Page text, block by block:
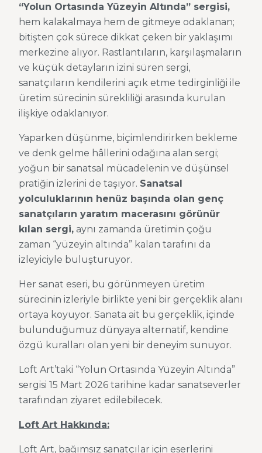
“Yolun Ortasında Yüzeyin Altında” sergisi,
hem kalakalmaya hem de gitmeye odaklanan;
bitişten çok sürece dikkat çeken bir yaklaşımı
merkezine alıyor. Rastlantıların, karşılaşmaların
ve küçük detayların izini süren sergi,
sanatçıların kendilerini açık etme tedirginliği ile
üretim sürecinin sürekliliği arasında kurulan
ilişkiye odaklanıyor.
Yaparken düşünme, biçimlendirirken bekleme
ve denk gelme hâllerini odağına alan sergi;
yoğun bir sanatsal mücadelenin ve düşünsel
pratiğin izlerini de taşıyor. Sanatsal
yolculuklarının henüz başında olan genç
sanatçıların yaratım macerasını görünür
kılan sergi, aynı zamanda üretimin çoğu
zaman “yüzeyin altında” kalan tarafını da
izleyiciyle buluşturuyor.
Her sanat eseri, bu görünmeyen üretim
sürecinin izleriyle birlikte yeni bir gerçeklik alanı
ortaya koyuyor. Sanata ait bu gerçeklik, içinde
bulunduğumuz dünyaya alternatif, kendine
özgü kuralları olan yeni bir deneyim sunuyor.
Loft Art’taki “Yolun Ortasında Yüzeyin Altında”
sergisi 15 Mart 2026 tarihine kadar sanatseverler
tarafından ziyaret edilebilecek.
Loft Art Hakkında:
Loft Art, bağımsız sanatçılar için eserlerini